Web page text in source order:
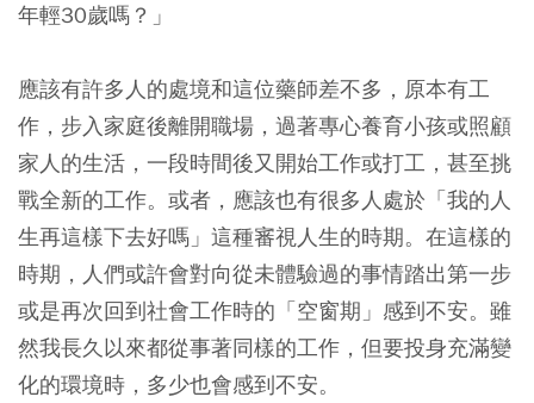
年輕30歲嗎？」
應該有許多人的處境和這位藥師差不多，原本有工
作，步入家庭後離開職場，過著專心養育小孩或照顧
家人的生活，一段時間後又開始工作或打工，甚至挑
戰全新的工作。或者，應該也有很多人處於「我的人
生再這樣下去好嗎」這種審視人生的時期。在這樣的
時期，人們或許會對向從未體驗過的事情踏出第一步
或是再次回到社會工作時的「空窗期」感到不安。雖
然我長久以來都從事著同樣的工作，但要投身充滿變
化的環境時，多少也會感到不安。